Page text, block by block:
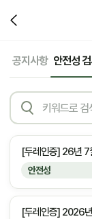
공지사항 안전성
안전성
[두레인증] 26년 7
[두레인증] 2026